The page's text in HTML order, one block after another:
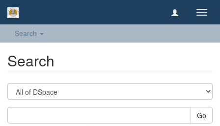
Search
Search
Go